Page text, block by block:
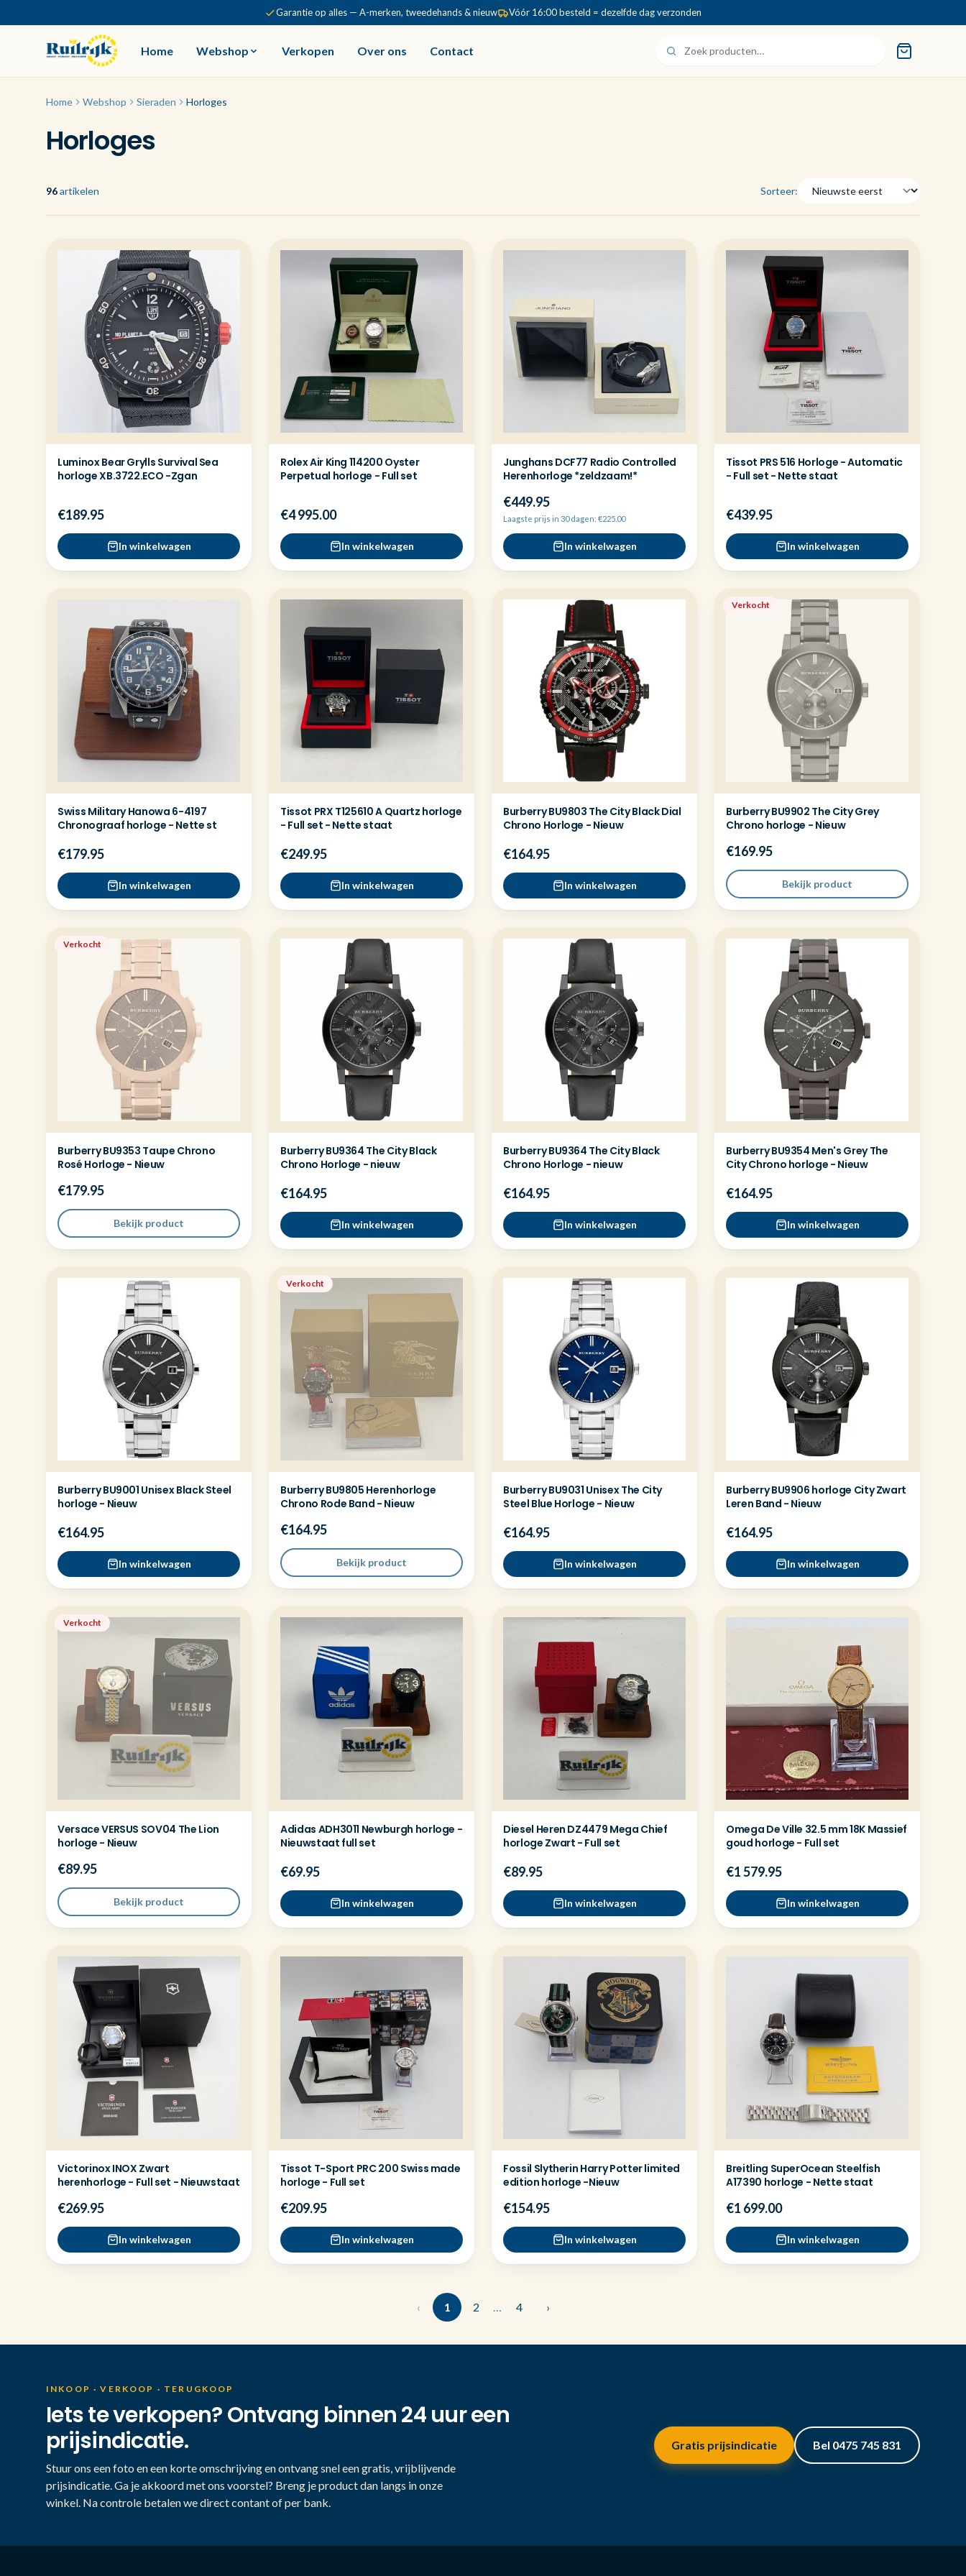
Garantie op alles — A-merken, tweedehands & nieuw Vóór 16:00 besteld = dezelfde dag verzonden
Home Webshop Verkopen Over ons Contact
Home Webshop Sieraden Horloges
Horloges
96artikelen Sorteer:
Luminox Bear Grylls Survival Sea
horloge XB.3722.ECO -Zgan
€189.95
In winkelwagen
Rolex Air King 114200 Oyster
Perpetual horloge - Full set
€4 995.00
In winkelwagen
Junghans DCF77 Radio Controlled
Herenhorloge *zeldzaam!*
€449.95
Laagste prijs in 30 dagen: €225.00
In winkelwagen
Tissot PRS 516 Horloge - Automatic
- Full set - Nette staat
€439.95
In winkelwagen
Swiss Military Hanowa 6-4197
Chronograaf horloge - Nette st
€179.95
In winkelwagen
Tissot PRX T125610 A Quartz horloge
- Full set - Nette staat
€249.95
In winkelwagen
Burberry BU9803 The City Black Dial
Chrono Horloge - Nieuw
€164.95
In winkelwagen
Verkocht
Burberry BU9902 The City Grey
Chrono horloge - Nieuw
€169.95
Bekijk product
Verkocht
Burberry BU9353 Taupe Chrono
Rosé Horloge - Nieuw
€179.95
Bekijk product
Burberry BU9364 The City Black
Chrono Horloge - nieuw
€164.95
In winkelwagen
Burberry BU9364 The City Black
Chrono Horloge - nieuw
€164.95
In winkelwagen
Burberry BU9354 Men's Grey The
City Chrono horloge - Nieuw
€164.95
In winkelwagen
Burberry BU9001 Unisex Black Steel
horloge - Nieuw
€164.95
In winkelwagen
Verkocht
Burberry BU9805 Herenhorloge
Chrono Rode Band - Nieuw
€164.95
Bekijk product
Burberry BU9031 Unisex The City
Steel Blue Horloge - Nieuw
€164.95
In winkelwagen
Burberry BU9906 horloge City Zwart
Leren Band - Nieuw
€164.95
In winkelwagen
Verkocht
Versace VERSUS SOV04 The Lion
horloge - Nieuw
€89.95
Bekijk product
Adidas ADH3011 Newburgh horloge -
Nieuwstaat full set
€69.95
In winkelwagen
Diesel Heren DZ4479 Mega Chief
horloge Zwart - Full set
€89.95
In winkelwagen
Omega De Ville 32.5 mm 18K Massief
goud horloge - Full set
€1 579.95
In winkelwagen
Victorinox INOX Zwart
herenhorloge - Full set - Nieuwstaat
€269.95
In winkelwagen
Tissot T-Sport PRC 200 Swiss made
horloge - Full set
€209.95
In winkelwagen
Fossil Slytherin Harry Potter limited
edition horloge -Nieuw
€154.95
In winkelwagen
Breitling SuperOcean Steelfish
A17390 horloge - Nette staat
€1 699.00
In winkelwagen
‹ 1 2 … 4 ›
INKOOP · VERKOOP · TERUGKOOP
Iets te verkopen? Ontvang binnen 24 uur een
prijsindicatie.
Stuur ons een foto en een korte omschrijving en ontvang snel een gratis, vrijblijvende
prijsindicatie. Ga je akkoord met ons voorstel? Breng je product dan langs in onze
winkel. Na controle betalen we direct contant of per bank.
Gratis prijsindicatie Bel 0475 745 831